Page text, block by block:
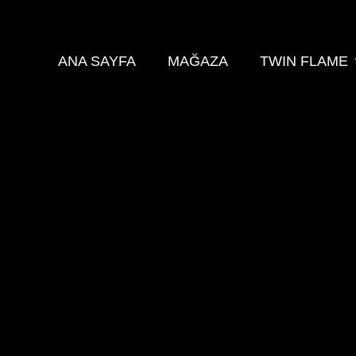
ANA SAYFA MAĞAZA TWIN FLAME